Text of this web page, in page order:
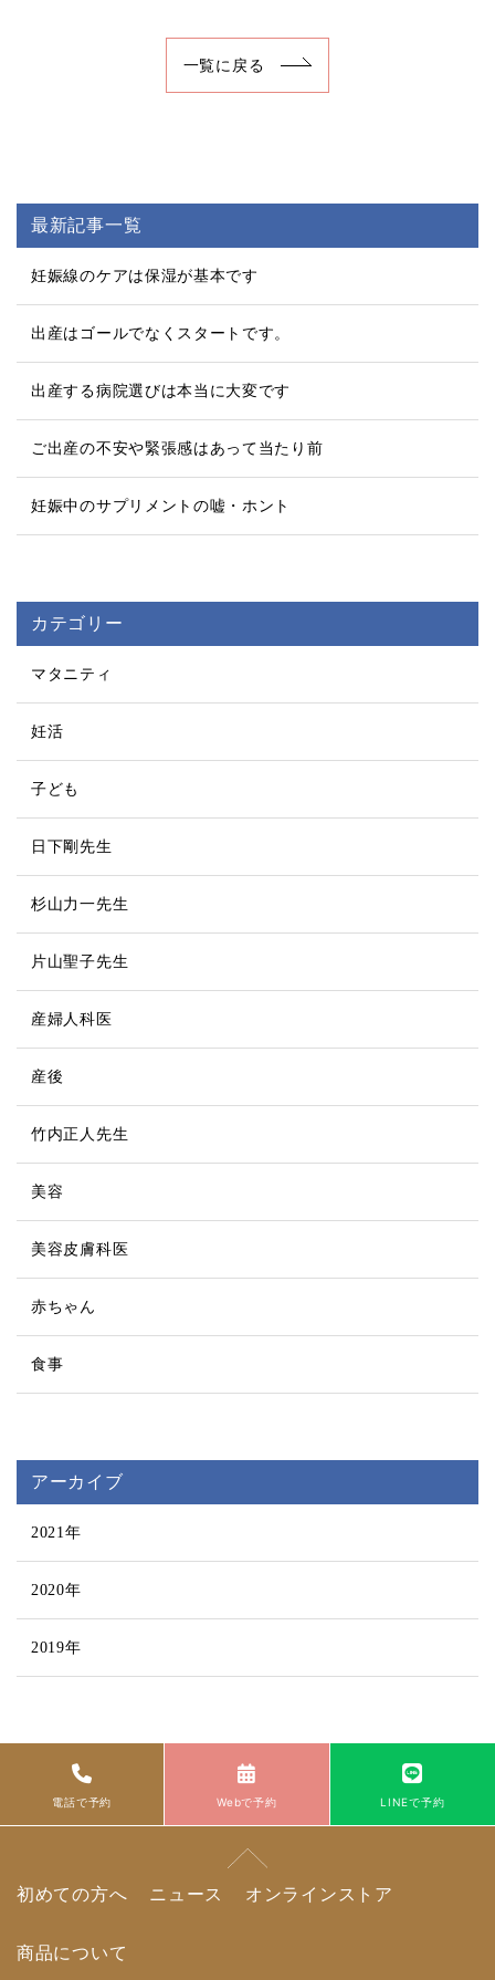
一覧に戻る
最新記事一覧
妊娠線のケアは保湿が基本です
出産はゴールでなくスタートです。
出産する病院選びは本当に大変です
ご出産の不安や緊張感はあって当たり前
妊娠中のサプリメントの嘘・ホント
カテゴリー
マタニティ
妊活
子ども
日下剛先生
杉山力一先生
片山聖子先生
産婦人科医
産後
竹内正人先生
美容
美容皮膚科医
赤ちゃん
食事
アーカイブ
2021年
2020年
2019年
電話で予約 Webで予約 LINEで予約
初めての方へ ニュース オンラインストア
商品について